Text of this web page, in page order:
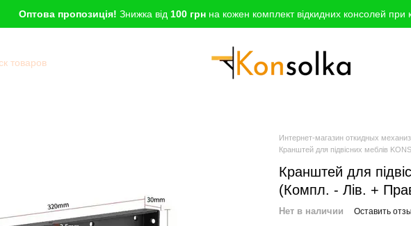
Оптова пропозиція! Знижка від 100 грнна кожен комплект відкидних консолей при
Интернет-магазин откидных
Кранштей для підвісних меблів
Кранштей для
(Компл. - Лів. +
Нет в наличии Оставить